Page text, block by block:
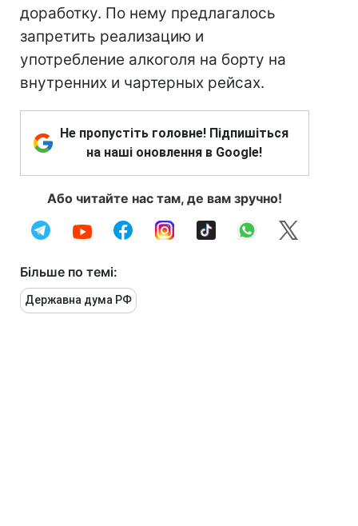
доработку. По нему предлагалось
запретить реализацию и
употребление алкоголя на борту на
внутренних и чартерных рейсах.
Не пропустіть головне! Підпишіться
на наші оновлення в Google!
Або читайте нас там, де вам зручно!
Більше по темі:
Державна дума РФ